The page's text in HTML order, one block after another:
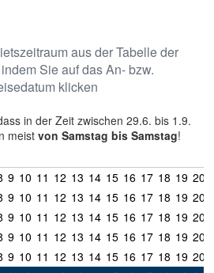
aus der Tabelle der
Sie auf das An- bzw.
klicken
in der Zeit zwischen 29.6. bis 1.9.
meist von Samstag bis Samstag!
9 10 11 12 13 14 15 16 17 18 19 20
9 10 11 12 13 14 15 16 17 18 19 20
9 10 11 12 13 14 15 16 17 18 19 20
9 10 11 12 13 14 15 16 17 18 19 20
9 10 11 12 13 14 15 16 17 18 19 20